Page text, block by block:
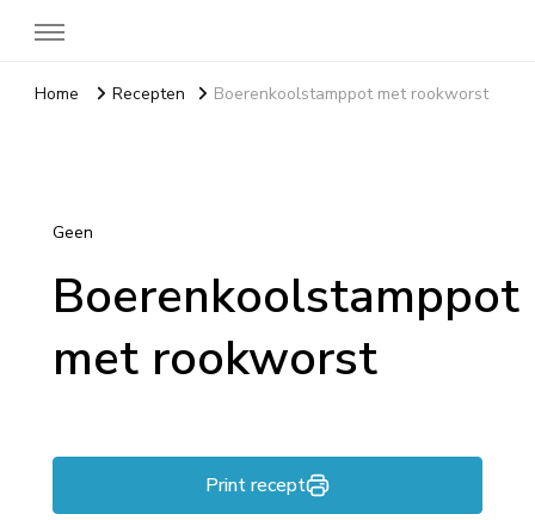
Home Recepten Boerenkoolstamppot met rookworst
Geen
Boerenkoolstamppot
met rookworst
Print recept